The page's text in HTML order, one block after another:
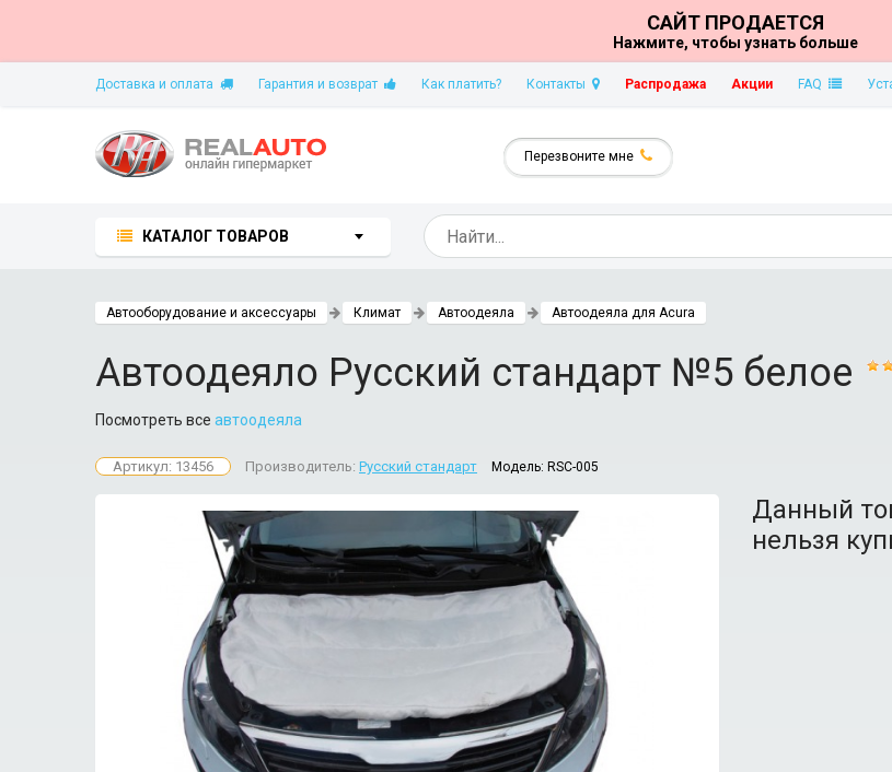
САЙТ ПРОДАЕТСЯ
Нажмите, чтобы узнать больше
Доставка и оплата Гарантия и возврат Как платить? Контакты Распродажа Акции FAQ
Перезвоните мне
КАТАЛОГ ТОВАРОВ
Автооборудование и аксессуары Климат Автоодеяла Автоодеяла для Acura
Автоодеяло Русский стандарт №5 белое
Посмотреть все автоодеяла
Артикул: 13456 Производитель: Русский стандарт Модель: RSC-005
Данный
нельзя